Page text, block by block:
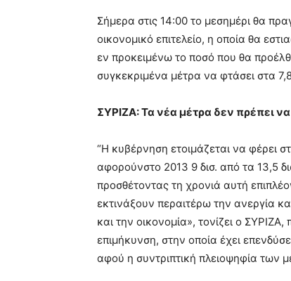
Σήμερα στις 14:00 το μεσημέρι θα
οικονομικό επιτελείο, η οποία θα
εν προκειμένω το ποσό που θα
συγκεκριμένα μέτρα να φτάσει στα
ΣΥΡΙΖΑ: Τα νέα μέτρα δεν πρέπει
“Η κυβέρνηση ετοιμάζεται να φέρει
αφορούνστο 2013 9 δισ. από τα 13,5
προσθέτοντας τη χρονιά αυτή
εκτινάξουν περαιτέρω την ανεργία
και την οικονομία», τονίζει ο
επιμήκυνση, στην οποία έχει
αφού η συντριπτική πλειοψηφία των